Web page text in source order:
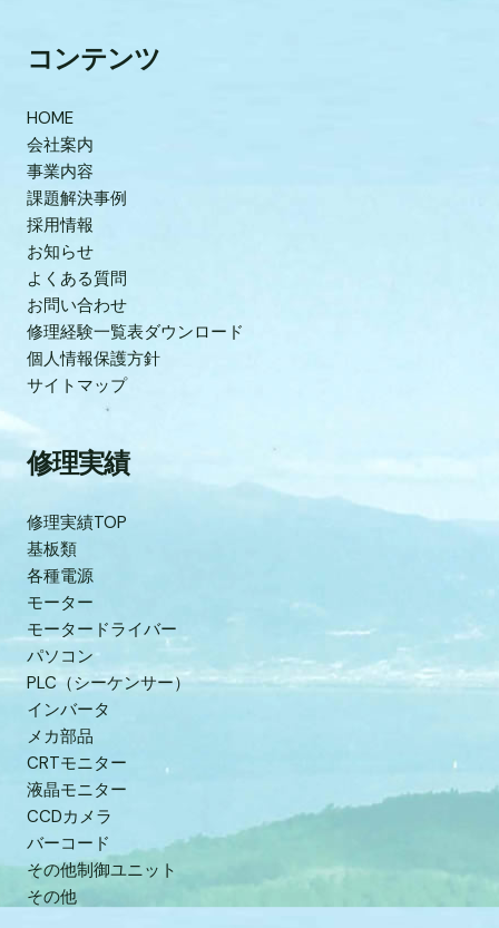
コンテンツ
HOME
会社案内
事業内容
課題解決事例
採用情報
お知らせ
よくある質問
お問い合わせ
修理経験一覧表ダウンロード
個人情報保護方針
サイトマップ
修理実績
修理実績TOP
基板類
各種電源
モーター
モータードライバー
パソコン
PLC（シーケンサー）
インバータ
メカ部品
CRTモニター
液晶モニター
CCDカメラ
バーコード
その他制御ユニット
その他